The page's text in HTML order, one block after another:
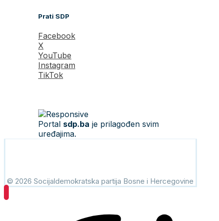
Prati SDP
Facebook
X
YouTube
Instagram
TikTok
Portal sdp.ba je prilagođen svim
uređajima.
© 2026 Socijaldemokratska partija Bosne i Hercegovine